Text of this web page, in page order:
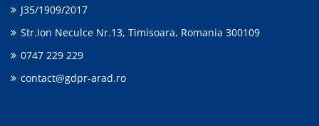
J35/1909/2017
Str.Ion Neculce Nr.13, Timisoara, Romania 300109
0747 229 229
contact@gdpr-arad.ro